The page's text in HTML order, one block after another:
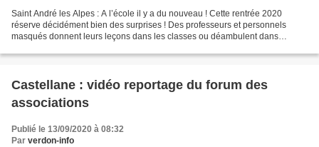
Saint André les Alpes : A l’école il y a du nouveau ! Cette rentrée 2020
réserve décidément bien des surprises ! Des professeurs et personnels
masqués donnent leurs leçons dans les classes ou déambulent dans
Castellane : vidéo reportage du forum des
associations
Publié le 13/09/2020 à 08:32
Par verdon-info